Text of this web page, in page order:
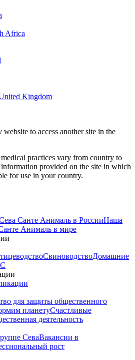
Africa
Kingdom
to access another site in the
practices vary from country to
provided on the site in which
for use in your country.
Санте Анималь в РоссииНаша
Анималь в мире
СвиноводствоДомашние
для защиты общественного
планетуСчастливые
деятельность
СеваВакансии в
рост